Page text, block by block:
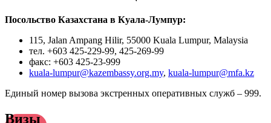
Посольство Казахстана в Куала-Лумпур:
115, Jalan Ampang Hilir, 55000 Kuala Lumpur, Malaysia
тел. +603 425-229-99, 425-269-99
факс: +603 425-23-999
kuala-lumpur@kazembassy.org.my, kuala-lumpur@mfa.kz
Единый номер вызова экстренных оперативных служб – 999.
Визы